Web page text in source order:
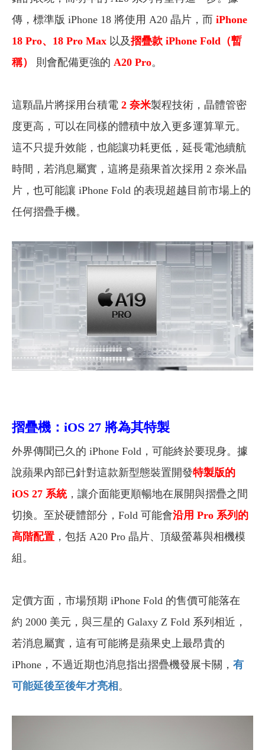
傳，標準版 iPhone 18 將使用 A20 晶片，而 iPhone
18 Pro、18 Pro Max 以及摺疊款 iPhone Fold（暫
稱）
則會配備更強的 A20 Pro。
這顆晶片將採用台積電 2 奈米製程技術，晶體管密
度更高，可以在同樣的體積中放入更多運算單元。
這不只提升效能，也能讓功耗更低，延長電池續航
時間，若消息屬實，這將是蘋果首次採用 2 奈米晶
片，也可能讓 iPhone Fold 的表現超越目前市場上的
任何摺疊手機。
摺疊機：iOS 27 將為其特製
外界傳聞已久的 iPhone Fold，可能終於要現身。據
說蘋果內部已針對這款新型態裝置開發特製版的
iOS 27 系統，讓介面能更順暢地在展開與摺疊之間
切換。至於硬體部分，Fold 可能會沿用 Pro 系列的
高階配置 ，包括 A20 Pro 晶片、頂級螢幕與相機模
組。
定價方面，市場預期 iPhone Fold 的售價可能落在
約 2000 美元，與三星的 Galaxy Z Fold 系列相近，
若消息屬實，這有可能將是蘋果史上最昂貴的
iPhone，不過近期也消息指出摺疊機發展卡關， 有
可能延後至後年才亮相 。